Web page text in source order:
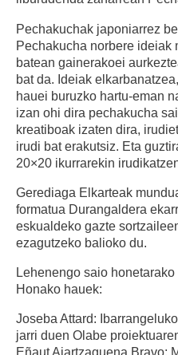
Pechakuchak japoniarrez
Pechakucha norbere ideiak
batean gainerakoei
bat da. Ideiak
hauei buruzko hartu-eman
izan ohi dira pechakucha
kreatiboak izaten dira,
irudi bat erakutsiz. Eta
20×20 ikurrarekin
Gerediaga Elkarteak
formatua Durangaldera
eskualdeko gazte
ezagutzeko balioko du.
Lehenengo saio
Honako hauek:
Joseba Attard:
jarri duen Olabe
Eñaut Aiartzaguena Bravo: